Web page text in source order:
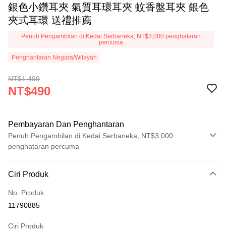
銀色小鑽耳夾 氣質耳環耳夾 蚊香盤耳夾 銀色
夾式耳環 送禮推薦
Penuh Pengambilan di Kedai Serbaneka, NT$3,000 penghataran
percuma
Penghantaran Negara/Wilayah
NT$1,499
NT$490
Pembayaran Dan Penghantaran
Penuh Pengambilan di Kedai Serbaneka, NT$3,000
penghataran percuma
Kad Kredit (Bayaran Penuh)
Ansuran Kad Kredit
Taiwan Cooperative Bank
6 ansuran pada kadar faedah 0,
Ciri Produk
No. Produk
11790885
Ciri Produk